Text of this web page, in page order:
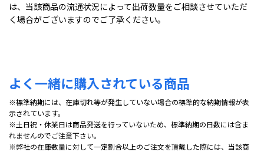
は、当該商品の流通状況によって出荷数量をご相談させていただ
く場合がございますのでご了承ください。
よく一緒に購入されている商品
※標準納期には、在庫切れ等が発生していない場合の標準的な納期情報が表
示されています。
※土日祝・休業日は商品発送を行っていないため、標準納期の日数には含ま
れませんのでご注意下さい。
※弊社の在庫数量に対して一定割合以上のご注文を頂戴した際には、当該商